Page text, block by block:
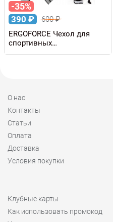
-35%
390 ₽ 600₽
ERGOFORCE Чехол для
спортивных
телескопических палок
О нас
Контакты
Статьи
Оплата
Доставка
Условия покупки
Клубные карты
Как использовать промокод